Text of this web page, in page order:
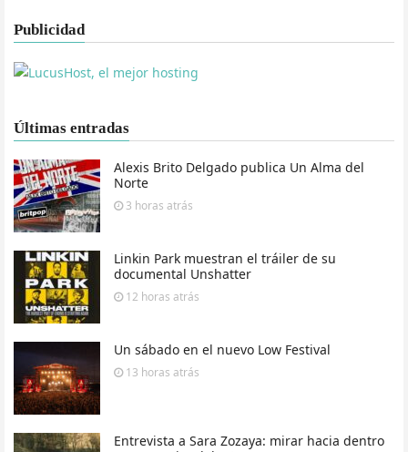
Publicidad
Últimas entradas
Alexis Brito Delgado publica Un Alma del
Norte
3 horas atrás
Linkin Park muestran el tráiler de su
documental Unshatter
12 horas atrás
Un sábado en el nuevo Low Festival
13 horas atrás
Entrevista a Sara Zozaya: mirar hacia dentro